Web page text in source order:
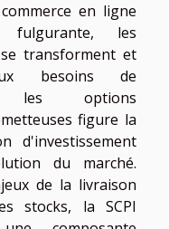
en ligne
fulgurante, les
transforment et
besoins de
les options
figure la
d'investissement
du marché.
de la livraison
stocks, la SCPI